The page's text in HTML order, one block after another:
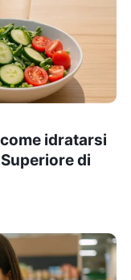
idratarsi
di